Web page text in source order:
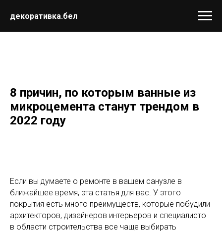
декоративка.бел
8 причин, по которым ванные из
микроцемента станут трендом в
2022 году
Если вы думаете о ремонте в вашем санузле в
ближайшее время, эта статья для вас. У этого
покрытия есть много преимуществ, которые побудили
архитекторов, дизайнеров интерьеров и специалисто
в области строительства все чаще выбирать